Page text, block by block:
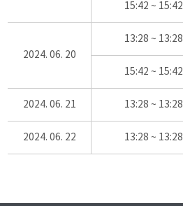
15:42 ~ 15:42
2024. 06. 20
13:28 ~ 13:28
15:42 ~ 15:42
2024. 06. 21 13:28 ~ 13:28
2024. 06. 22 13:28 ~ 13:28